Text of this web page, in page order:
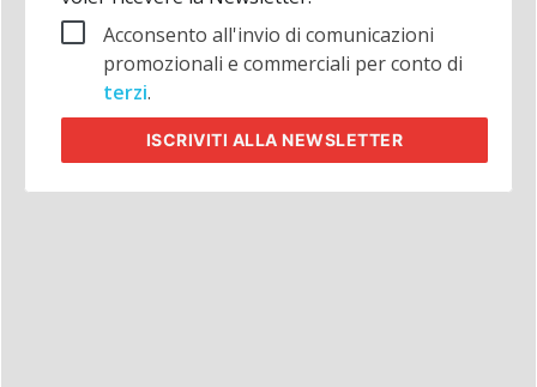
Acconsento all'invio di comunicazioni
promozionali e commerciali per conto di
terzi.
ISCRIVITI ALLA NEWSLETTER